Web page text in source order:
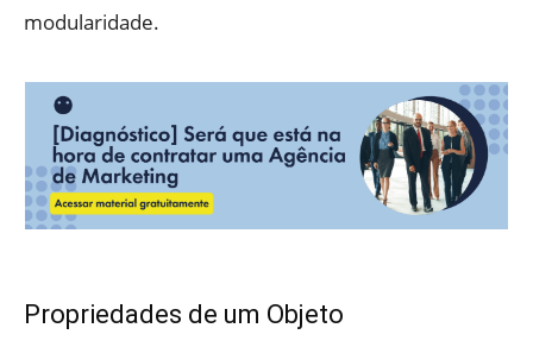
modularidade.
Propriedades de um Objeto